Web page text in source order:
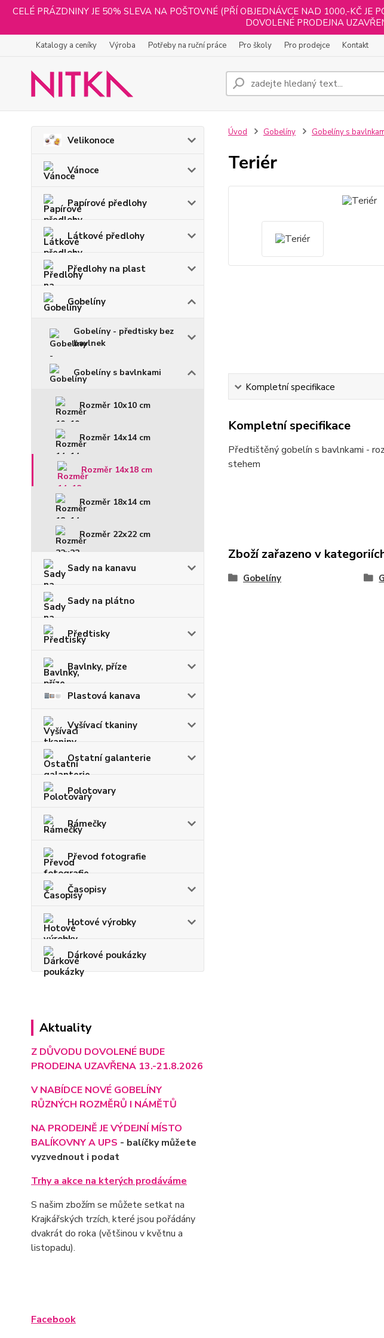
CELÉ PRÁZDNINY JE 50% SLEVA NA POŠTOVNÉ (PŘÍ OBJEDNÁVCE NAD 1000,-KČ
DOVOLENÉ PRODEJNA
Katalogy a ceníky Výroba Potřeby na ruční práce Pro školy Pro prodejce Kontakt
Velikonoce
Vánoce
Papírové předlohy
Látkové předlohy
Předlohy na plast
Gobelíny
Gobelíny - předtisky bez
bavlnek
Gobelíny s bavlnkami
Rozměr 10x10 cm
Rozměr 14x14 cm
Rozměr 14x18 cm
Rozměr 18x14 cm
Rozměr 22x22 cm
Sady na kanavu
Sady na plátno
Předtisky
Bavlnky, příze
Plastová kanava
Vyšívací tkaniny
Ostatní galanterie
Polotovary
Rámečky
Převod fotografie
Časopisy
Hotové výrobky
Dárkové poukázky
Aktuality
Z DŮVODU DOVOLENÉ BUDE
PRODEJNA UZAVŘENA 13.-21.8.2026
V NABÍDCE NOVÉ GOBELÍNY
RŮZNÝCH ROZMĚRŮ I NÁMĚTŮ
NA PRODEJNĚ JE VÝDEJNÍ MÍSTO
BALÍKOVNY A UPS - balíčky můžete
vyzvednout i podat
Trhy a akce na kterých prodáváme
S našim zbožím se můžete setkat na
Krajkářských trzích, které jsou pořádány
dvakrát do roka (většinou v květnu a
listopadu).
Facebook
Úvod Gobelíny Gobelíny s
Teriér
Kompletní specifikace
Kompletní specifikace
Předtištěný gobelín s bavlnkami -
stehem
Zboží zařazeno v
Gobelíny